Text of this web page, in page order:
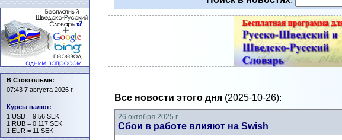
Все новости этого дня(2025-10-26):
26 октября 2025 г.
Сбои в работе влияют на Swish
В Стокгольме:
07:43 7 августа 2026 г.
Курсы валют:
1 USD = 9,56 SEK
1 RUB = 0,117 SEK
1 EUR = 11 SEK